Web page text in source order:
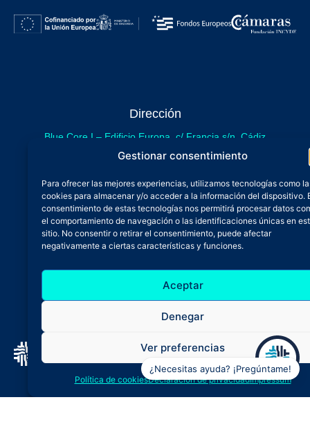
Gestionar consentimiento
Para ofrecer las mejores experiencias, utilizamos tecnologías como
cookies para almacenar y/o acceder a la información del dispositivo.
consentimiento de estas tecnologías nos permitirá procesar datos
el comportamiento de navegación o las identificaciones únicas en
sitio. No consentir o retirar el consentimiento, puede afectar
negativamente a ciertas características y funciones.
Aceptar
Denegar
Ver preferencias
Política de cookiesDeclaración de privacidadImpressum
Dirección
Blue Core I – Edificio Europa, c/ Francia s/n. Cádiz
sede provisional de Blue Core - Incubazul
próximamente.
Teléfono y Whatsapp
600 515 071
De lunes a viernes
Oficina 24/7
Atención continuada
Email
admin@zfbluecore.es
Aviso legalPolítica de privacidad
Política de cookies
¿Necesitas ayuda? ¡Pregúntame!